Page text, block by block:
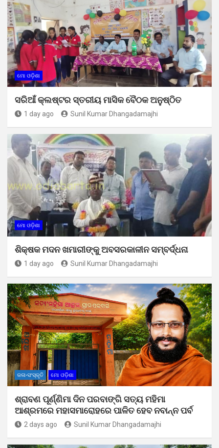
ମୋ ଓଡ଼ିଶା
ସରିଆଁ କ୍ଲଷ୍ଟର ସ୍ତରୀୟ ମାସିକ ବୈଠକ ଅନୁଷ୍ଠିତ
1 day ago Sunil Kumar Dhangadamajhi
ମୋ ଓଡ଼ିଶା
ଶିକ୍ଷକ ମଦନ ଖମାରୀଙ୍କୁ ଅବସରକାଳୀନ ସମ୍ବର୍ଦ୍ଧନା
1 day ago Sunil Kumar Dhangadamajhi
କଳା-ସଂସ୍କୃତି ମୋ ଓଡ଼ିଶା
ଶ୍ରାବଣ ପୂର୍ଣ୍ଣିମା ଦିନ ପରବାଙ୍ଗି ସତ୍ୟ ମହିମା
ଆଶ୍ରମରେ ମହାସମାରୋହରେ ପାଳିତ ହେବ ନବାନ୍ନ ପର୍ବ
2 days ago Sunil Kumar Dhangadamajhi